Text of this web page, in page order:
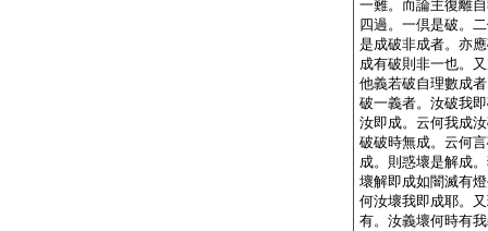
一難。而論主復離
四過。一倶是破。
是成破非成者。亦
成有破則非一也。
他義若破自理數成
破一義者。汝破我
汝即成。云何我成
破破時無成。云何
成。則惑壞是解成
壞解即成如闇滅有
何汝壞我即成耶。
有。汝義壞何時有